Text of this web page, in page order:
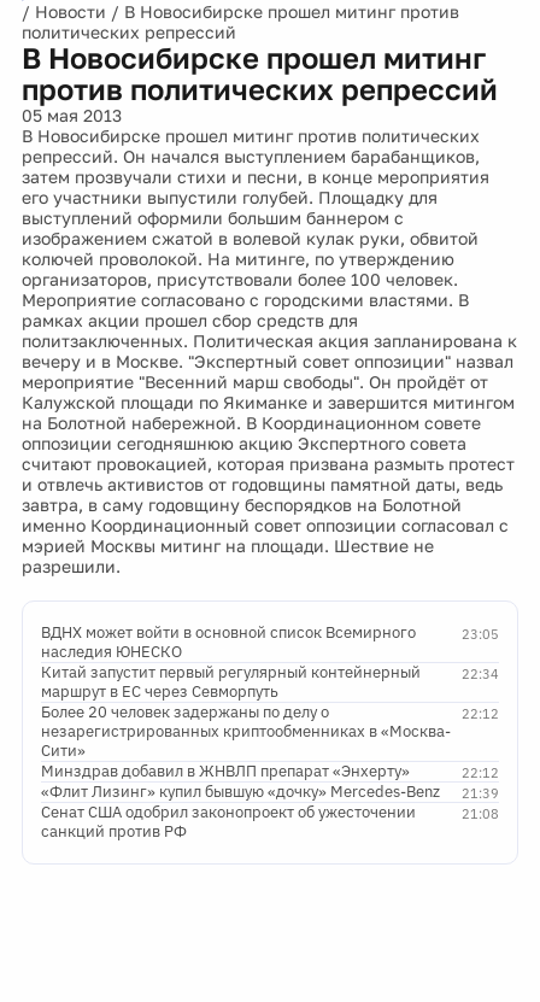
/ Новости / В Новосибирске прошел митинг против
политических репрессий
В Новосибирске прошел митинг
против политических репрессий
05 мая 2013
В Новосибирске прошел митинг против политических
репрессий. Он начался выступлением барабанщиков,
затем прозвучали стихи и песни, в конце мероприятия
его участники выпустили голубей. Площадку для
выступлений оформили большим баннером с
изображением сжатой в волевой кулак руки, обвитой
колючей проволокой. На митинге, по утверждению
организаторов, присутствовали более 100 человек.
Мероприятие согласовано с городскими властями. В
рамках акции прошел сбор средств для
политзаключенных. Политическая акция запланирована к
вечеру и в Москве. "Экспертный совет оппозиции" назвал
мероприятие "Весенний марш свободы". Он пройдёт от
Калужской площади по Якиманке и завершится митингом
на Болотной набережной. В Координационном совете
оппозиции сегодняшнюю акцию Экспертного совета
считают провокацией, которая призвана размыть протест
и отвлечь активистов от годовщины памятной даты, ведь
завтра, в саму годовщину беспорядков на Болотной
именно Координационный совет оппозиции согласовал с
мэрией Москвы митинг на площади. Шествие не
разрешили.
23:05
ВДНХ может войти в основной список Всемирного
наследия ЮНЕСКО
22:34
Китай запустит первый регулярный контейнерный
маршрут в ЕС через Севморпуть
22:12
Более 20 человек задержаны по делу о
незарегистрированных криптообменниках в «Москва-
Сити»
22:12
Минздрав добавил в ЖНВЛП препарат «Энхерту»
21:39
«Флит Лизинг» купил бывшую «дочку» Mercedes-Benz
21:08
Сенат США одобрил законопроект об ужесточении
санкций против РФ